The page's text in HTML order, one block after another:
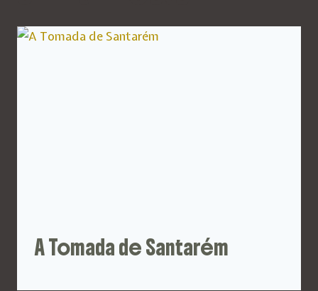
A Tomada de Santarém